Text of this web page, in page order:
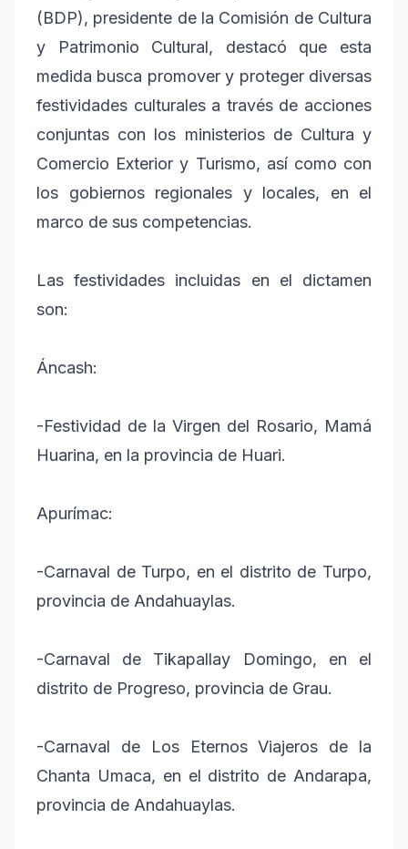
(BDP), presidente de la Comisión de Cultura
y Patrimonio Cultural, destacó que esta
medida busca promover y proteger diversas
festividades culturales a través de acciones
conjuntas con los ministerios de Cultura y
Comercio Exterior y Turismo, así como con
los gobiernos regionales y locales, en el
marco de sus competencias.
Las festividades incluidas en el dictamen
son:
Áncash:
-Festividad de la Virgen del Rosario, Mamá
Huarina, en la provincia de Huari.
Apurímac:
-Carnaval de Turpo, en el distrito de Turpo,
provincia de Andahuaylas.
-Carnaval de Tikapallay Domingo, en el
distrito de Progreso, provincia de Grau.
-Carnaval de Los Eternos Viajeros de la
Chanta Umaca, en el distrito de Andarapa,
provincia de Andahuaylas.